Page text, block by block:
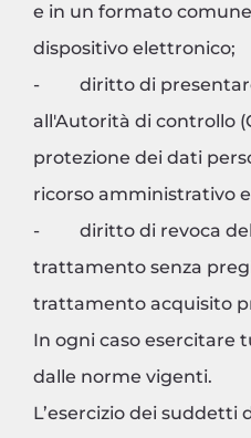
e in un formato
dispositivo elettronico;
- diritto di
all'Autorità di controllo
protezione dei dati
ricorso amministrativo
- diritto di revoca del
trattamento senza
trattamento acquisito
In ogni caso esercitare
dalle norme vigenti.
L’esercizio dei suddetti